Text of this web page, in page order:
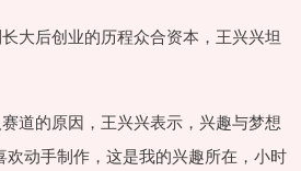
大后创业的历程众合资本，王兴兴坦
道的原因，王兴兴表示，兴趣与梦想
欢动手制作，这是我的兴趣所在，小时